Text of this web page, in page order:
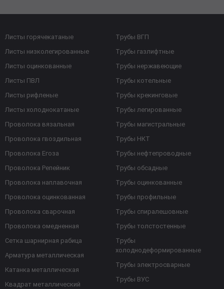
Листы горячекатаные
Листы низколегированные
Листы оцинкованные
Листы ПВЛ
Листы рифленые
Листы холоднокатаные
Проволока вязальная
Проволока гвоздильная
Проволока Егоза
Проволока Репейник
Проволока наплавочная
Проволока оцинкованная
Проволока сварочная
Проволока омедненная
Сетка шарнирная рабица
Арматура металлическая
Катанка металлическая
Квадрат металлический
Трубы ВГП
Трубы газлифтные
Трубы нержавеющие
Трубы котельные
Трубы крекинговые
Трубы легированные
Трубы магистральные
Трубы НКТ
Трубы нефтепроводные
Трубы обсадные
Трубы оцинкованные
Трубы профильные
Трубы спиралешовные
Трубы толстостенные
Трубы
холоднодеформированные
Трубы электросварные
Трубы ВУС